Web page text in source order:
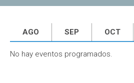
AGO SEP OCT
No hay eventos programados.